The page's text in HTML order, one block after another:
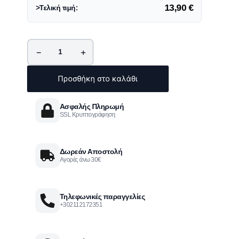
>Τελική τιμή: 13,90 €
− +
Προσθήκη στο καλάθι
Ασφαλής Πληρωμή
SSL Κρυπτογράφηση
Δωρεάν Αποστολή
Αγορές άνω 30€
Τηλεφωνικές παραγγελίες
+302112172351